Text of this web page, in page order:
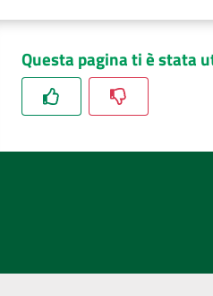
Questa pagina ti è stata